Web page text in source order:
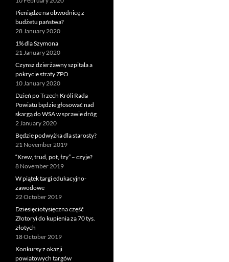
Pieniądze na obwodnicę z
budżetu państwa?
28 January 2020
1% dla Szymona
21 January 2020
Czynsz dzierżawny szpitala a
pokrycie straty ZPO
10 January 2020
Dzień po Trzech Króli Rada
Powiatu będzie głosować nad
skargą do WSA w sprawie dróg
2 January 2020
Będzie podwyżka dla starosty?
21 November 2019
“Krew, trud, pot, łzy” – czyje?
8 November 2019
W piątek targi edukacyjno-
zawodowe
22 October 2019
Dziesięciotysięczna część
Złotoryi do kupienia za 70 tys.
złotych
18 October 2019
Konkursy z okazji
powiatowych targów